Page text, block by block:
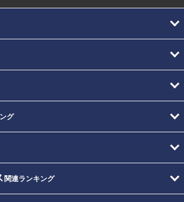
グ
関連ランキング